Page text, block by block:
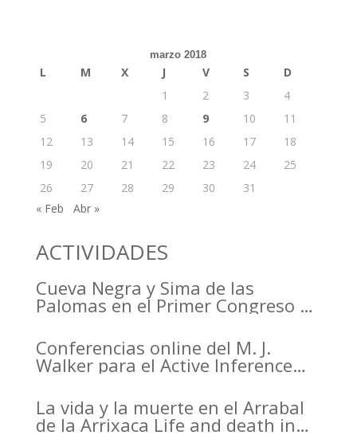
marzo 2018
L M X J V S
D
1
2 3
4
5
6 7 8 9 10
11
12
13 14 15 16 17
18
19
20 21 22 23 24
25
26
27 28 29 30
31
« Feb
Abr »
ACTIVIDADES
Cueva Negra y Sima de las
Palomas en el Primer Congreso de
Murcia organizado por el CDL
Conferencias online del M. J.
Walker para el Active Inference
La vida y la muerte en el Arrabal
de la Arrixaca Life and death in